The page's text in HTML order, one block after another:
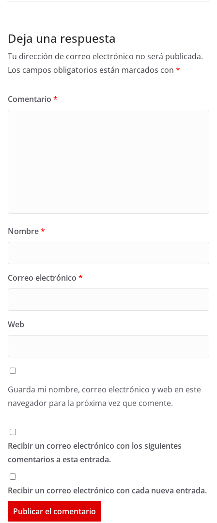
Deja una respuesta
Tu dirección de correo electrónico no será publicada.
Los campos obligatorios están marcados con *
Comentario *
Nombre*
Correo electrónico *
Web
Guarda mi nombre, correo electrónico y web en este
navegador para la próxima vez que comente.
Recibir un correo electrónico con los siguientes
comentarios a esta entrada.
Recibir un correo electrónico con cada nueva entrada.